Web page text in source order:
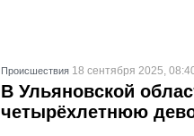
Проиcшествия 18 сентября 2025,
В Ульяновской
четырёхлетнюю